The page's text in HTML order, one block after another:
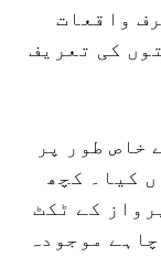
واقعات
کی تعریف
خاص طور پر
کیا۔ کچھ
کے ٹکٹ
موجودہ